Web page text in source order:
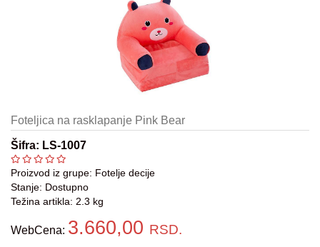
Aksesoari
Oprema
za
bebe
Oprema
Foteljica na rasklapanje Pink Bear
Šifra: LS-1007
Proizvod iz grupe: Fotelje decije
Stanje: Dostupno
Težina artikla: 2.3 kg
WebCena: 3.660,00 RSD.